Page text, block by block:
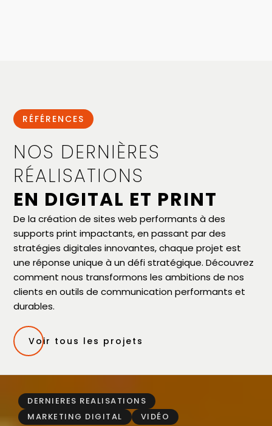
RÉFÉRENCES
NOS DERNIÈRES
RÉALISATIONS
EN DIGITAL ET PRINT
De la création de sites web performants à des
supports print impactants, en passant par des
stratégies digitales innovantes, chaque projet est
une réponse unique à un défi stratégique. Découvrez
comment nous transformons les ambitions de nos
clients en outils de communication performants et
durables.
Voir tous les projets
DERNIERES REALISATIONS
MARKETING DIGITAL
VIDÉO